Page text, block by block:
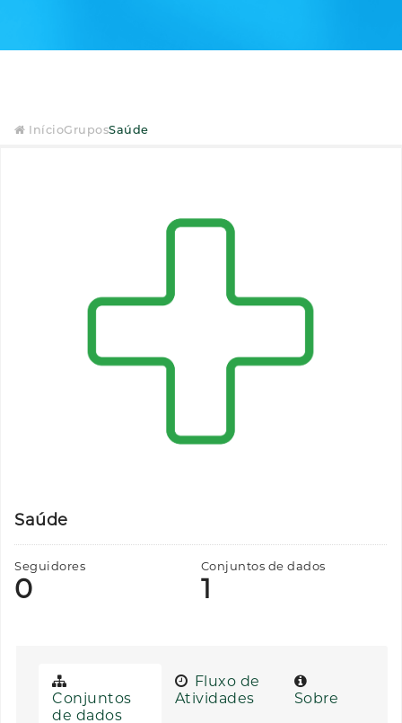
InícioGruposSaúde
Saúde
Seguidores
0
Conjuntos de dados
1
Conjuntos
de dados
Fluxo de
Atividades
Sobre